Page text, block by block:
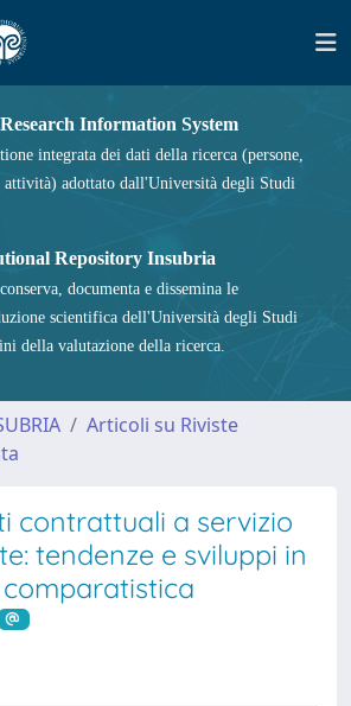
Information System
integrata dei dati della ricerca (persone,
adottato dall'Università degli Studi
Repository Insubria
documenta e dissemina le
scientifica dell'Università degli Studi
della valutazione della ricerca.
Articoli su Riviste
contrattuali a servizio
tendenze e sviluppi in